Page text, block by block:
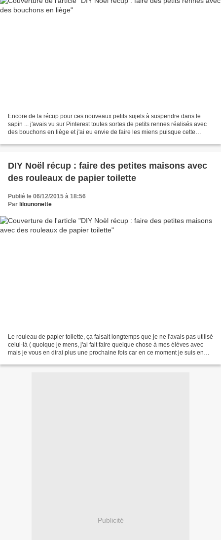
Encore de la récup pour ces nouveaux petits sujets à suspendre dans le
sapin ... j'avais vu sur Pinterest toutes sortes de petits rennes réalisés avec
des bouchons en liège et j'ai eu envie de faire les miens puisque cette
DIY Noël récup : faire des petites maisons avec
des rouleaux de papier toilette
Publié le 06/12/2015 à 18:56
Par lilounonette
Le rouleau de papier toilette, ça faisait longtemps que je ne l'avais pas utilisé
celui-là ( quoique je mens, j'ai fait faire quelque chose à mes élèves avec
mais je vous en dirai plus une prochaine fois car en ce moment je suis en
Publicité